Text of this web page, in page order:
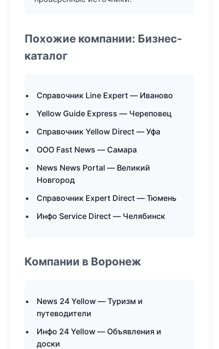
Похожие компании: Бизнес-
каталог
Справочник Line Expert — Иваново
Yellow Guide Express — Череповец
Справочник Yellow Direct — Уфа
ООО Fast News — Самара
News News Portal — Великий
Новгород
Справочник Expert Direct — Тюмень
Инфо Service Direct — Челябинск
Компании в Воронеж
News 24 Yellow — Туризм и
путеводители
Инфо 24 Yellow — Объявления и
доски